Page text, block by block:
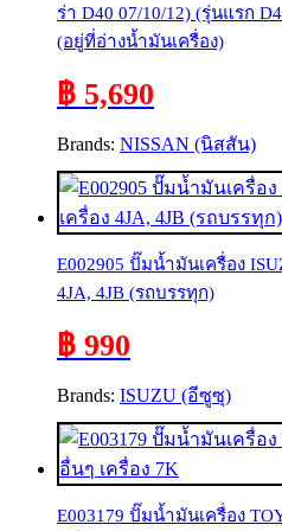
ร่า D40 07/10/12) (รุ่นแรก
(อยู่ที่อ่างน้ำมันเครื่อง)
฿ 5,690
Brands: NISSAN (นิสสัน)
E002905 ปั๊มน้ำมันเครื่อง
4JA, 4JB (รถบรรทุก)
฿ 990
Brands: ISUZU (อีซูซุ)
E003179 ปั๊มน้ำมันเครื่อง